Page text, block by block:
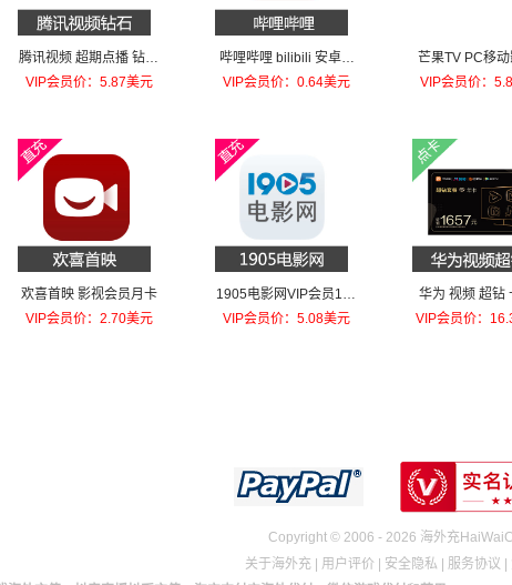
腾讯视频 超期点播 钻石
30钻
VIP会员价：5.87美元
哔哩哔哩 bilibili 安卓 P
C B币充值
VIP会员价：0.64美元
芒果TV PC移动
员月卡
VIP会员价：
欢喜首映 影视会员月卡
VIP会员价：2.70美元
1905电影网VIP会员1个
月
VIP会员价：5.08美元
华为 视频 超钻
卡
VIP会员价：
Copyright © 2006 - 2026 海外充
关于海外充 | 用户评价 | 安全隐私 | 服务协议 |